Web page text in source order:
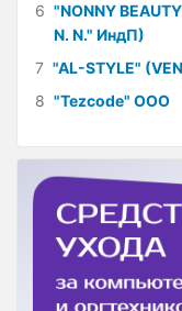
6 "NONNY
N. N." ИндП)
7 "AL-STYLE"
8 "Tezcode" ООО